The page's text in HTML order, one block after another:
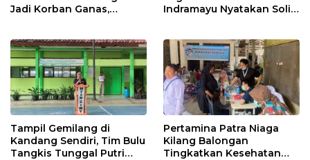
Jadi Korban Ganas,
Indramayu Nyatakan Solid
Tampil Gemilang di
Kandang Sendiri, Tim Bulu
Tangkis Tunggal Putri
Pertamina Patra Niaga
Kilang Balongan
Tingkatkan Kesehatan